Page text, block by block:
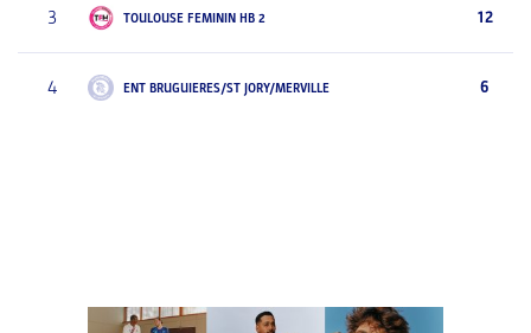
3 TOULOUSE FEMININ HB 2 12
4 ENT BRUGUIERES/ST JORY/MERVILLE 6